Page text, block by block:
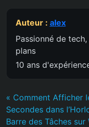
Auteur : alex
Passionné de
plans
10 ans
« Comment Afficher
Secondes dans
Barre des Tâches sur